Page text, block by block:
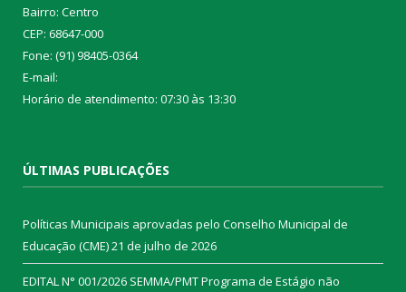
Bairro: Centro
CEP: 68647-000
Fone: (91) 98405-0364
E-mail:
Horário de atendimento: 07:30 às 13:30
ÚLTIMAS PUBLICAÇÕES
Políticas Municipais aprovadas pelo Conselho Municipal de
Educação (CME)21 de julho de 2026
EDITAL N° 001/2026 SEMMA/PMT Programa de Estágio não